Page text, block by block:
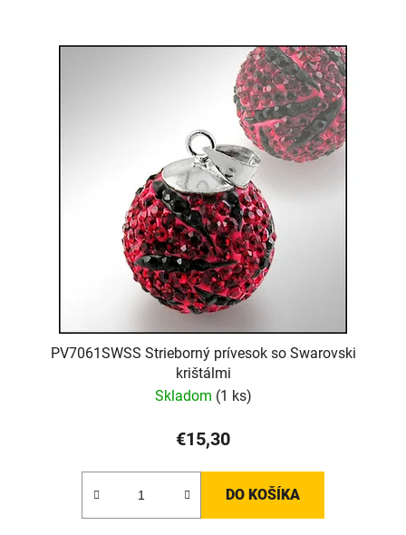
PV7061SWSS Strieborný prívesok so Swarovski
krištálmi
Skladom (1 ks)
€15,30
DO KOŠÍKA